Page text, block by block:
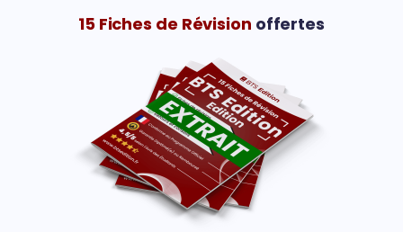
15 Fiches de Révision offertes